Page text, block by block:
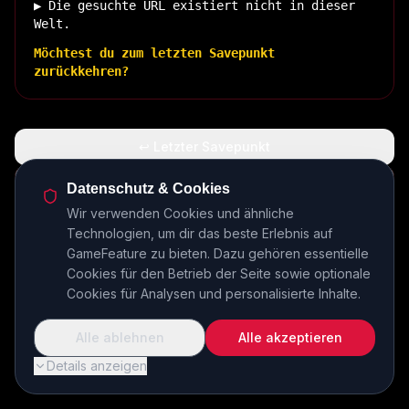
▶ Die gesuchte URL existiert nicht in dieser
Welt.
Möchtest du zum letzten Savepunkt
zurückkehren?
🏠 Zurück zur Basis
INSERT COIN TO CONTINUE...
Datenschutz & Cookies
Wir verwenden Cookies und ähnliche
Technologien, um dir das beste Erlebnis auf
GameFeature zu bieten. Dazu gehören essentielle
Cookies für den Betrieb der Seite sowie optionale
Cookies für Analysen und personalisierte Inhalte.
Details anzeigen
Alle ablehnen Alle akzeptieren